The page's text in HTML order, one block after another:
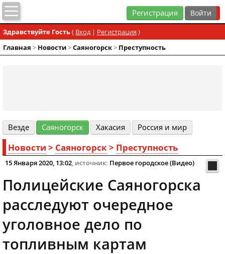
Регистрация
Здравствуйте Гость( Вход| Регистрация )
Главная > Новости>Cаяногорск> Преступность
Везде Cаяногорск Хакасия Россия и мир
Новости > Cаяногорск> Преступность
15 Января 2020, 13:02, источник: Первое городское (Видео)
Полицейские Саяногорска
расследуют очередное
уголовное дело по
топливным картам